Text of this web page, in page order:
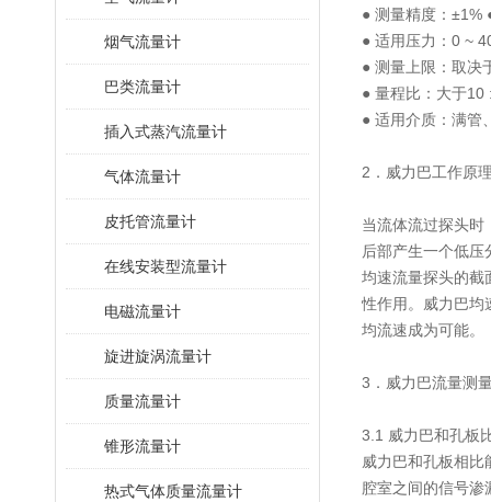
烟气流量计
巴类流量计
插入式蒸汽流量计
气体流量计
皮托管流量计
在线安装型流量计
电磁流量计
旋进旋涡流量计
质量流量计
锥形流量计
热式气体质量流量计
● 测量精度：±1%
● 适用压力：0 ~
● 测量上限：取决
● 量程比：大于
● 适用介质：满管
2．威力巴工作原
当流体流过探头时
后部产生一个低
均速流量探头的截
性作用。威力巴均
均流速成为可能。
3．威力巴流量测
3.1 威力巴和孔板
威力巴和孔板相
腔室之间的信号